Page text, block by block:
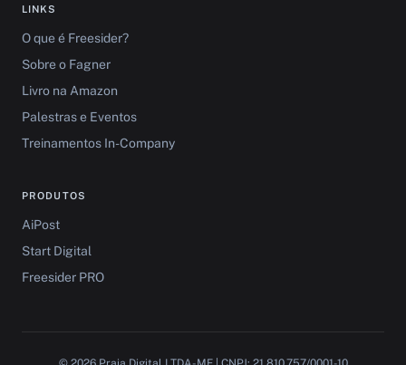
LINKS
O que é Freesider?
Sobre o Fagner
Livro na Amazon
Palestras e Eventos
Treinamentos In-Company
PRODUTOS
AiPost
Start Digital
Freesider PRO